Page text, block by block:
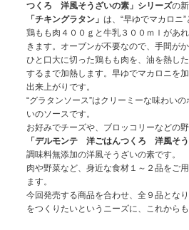
つくろ 洋風そうざいの素」シリーズの
「チキングラタン」 は、“早ゆでマカロニ
鶏もも肉４００ｇと牛乳３００ｍｌがあ
きます。オーブンが不要なので、手間が
ひと口大に切った鶏もも肉を、油を熱し
するまで加熱します。早ゆでマカロニを
出来上がりです。
“グラタンソース”はクリーミーな味わい
いのソースです。
お好みでチーズや、ブロッコリーなどの
「デルモンテ 洋ごはんつくろ 洋風そ
調味料無添加の洋風そうざいの素です。
肉や野菜など、身近な食材１～２品をご
ます。
今回発売する商品を合わせ、全９品とな
をつくりたいというニーズに、これから